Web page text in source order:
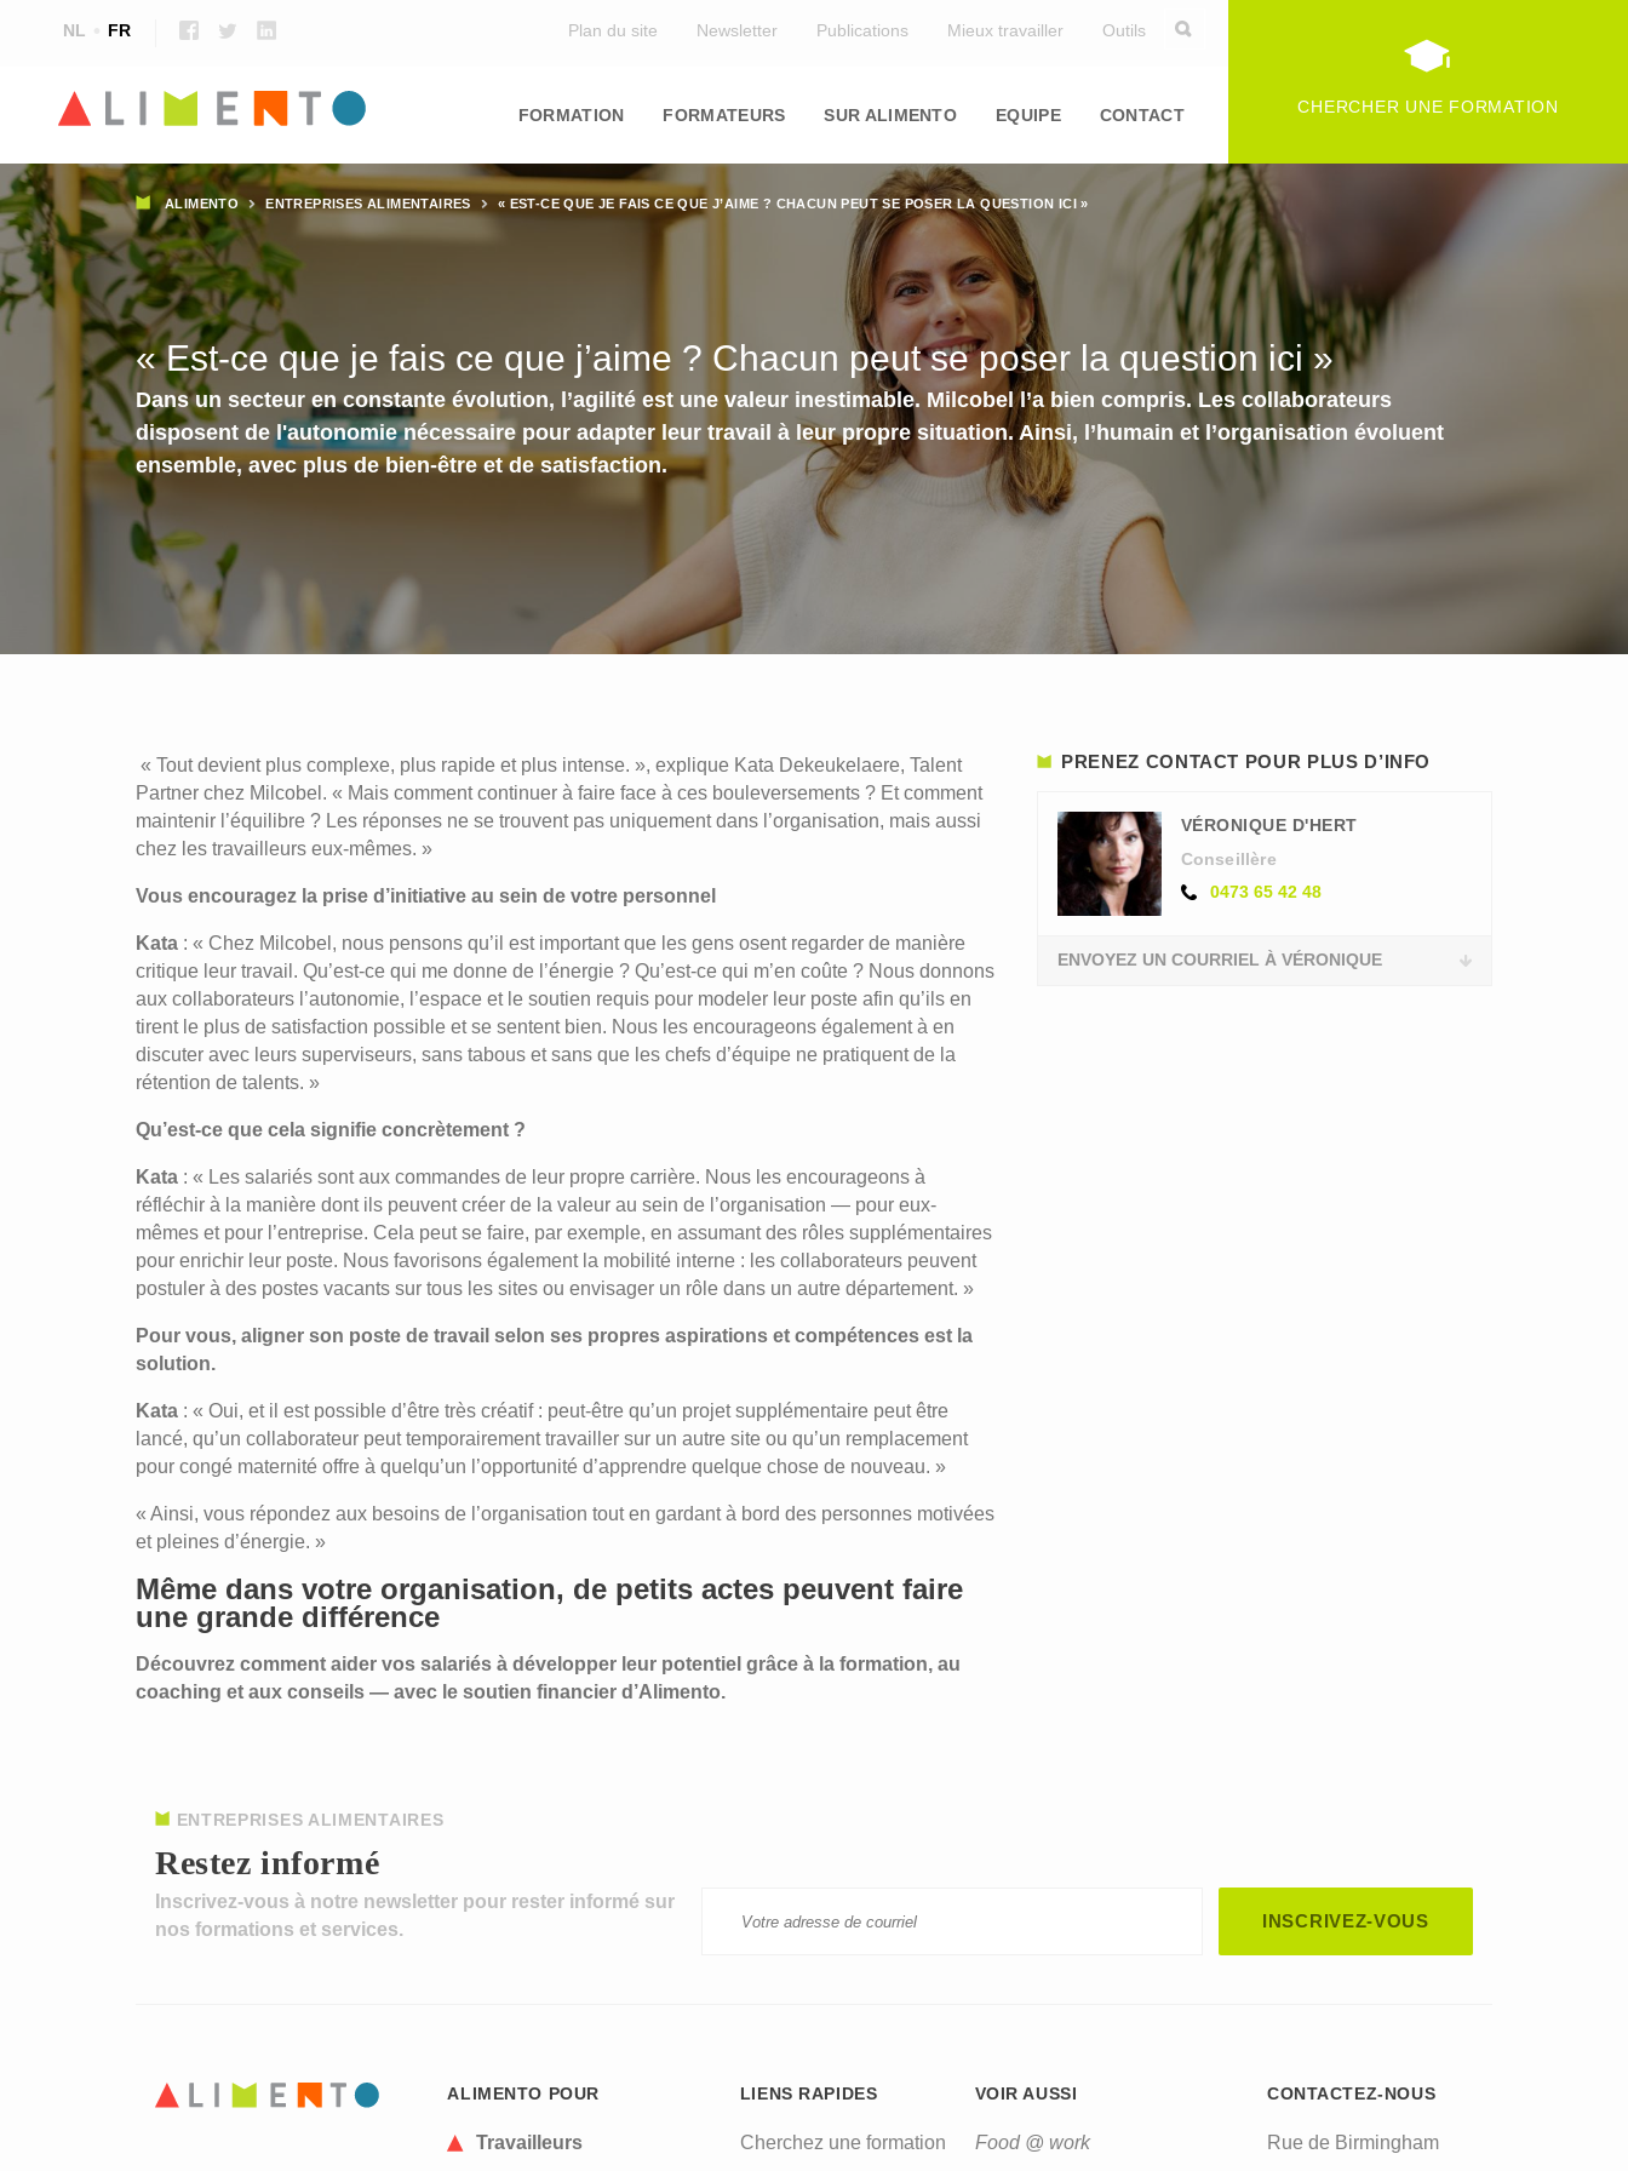
NL FR Plan du site Newsletter Publications Mieux travailler Outils
navigation
FORMATION FORMATEURS SUR ALIMENTO EQUIPE CONTACT CHERCHER UNE FORMATION
Fil
d'Ariane
ALIMENTO ENTREPRISES ALIMENTAIRES « EST-CE QUE JE FAIS CE QUE J’AIME ? CHACUN PEUT SE POSER LA QUESTION ICI »
« Est-ce que je fais ce que j’aime ? Chacun peut se poser la question ici »
Dans un secteur en constante évolution, l’agilité est une valeur inestimable. Milcobel l’a bien compris. Les collaborateurs
disposent de l'autonomie nécessaire pour adapter leur travail à leur propre situation. Ainsi, l’humain et l’organisation évoluent
ensemble, avec plus de bien-être et de satisfaction.
« Tout devient plus complexe, plus rapide et plus intense. », explique Kata Dekeukelaere, Talent
Partner chez Milcobel. « Mais comment continuer à faire face à ces bouleversements ? Et comment
maintenir l’équilibre ? Les réponses ne se trouvent pas uniquement dans l’organisation, mais aussi
chez les travailleurs eux-mêmes. »
Vous encouragez la prise d’initiative au sein de votre personnel
Kata : « Chez Milcobel, nous pensons qu’il est important que les gens osent regarder de manière
critique leur travail. Qu’est-ce qui me donne de l’énergie ? Qu’est-ce qui m’en coûte ? Nous donnons
aux collaborateurs l’autonomie, l’espace et le soutien requis pour modeler leur poste afin qu’ils en
tirent le plus de satisfaction possible et se sentent bien. Nous les encourageons également à en
discuter avec leurs superviseurs, sans tabous et sans que les chefs d’équipe ne pratiquent de la
rétention de talents. »
Qu’est-ce que cela signifie concrètement ?
Kata : « Les salariés sont aux commandes de leur propre carrière. Nous les encourageons à
réfléchir à la manière dont ils peuvent créer de la valeur au sein de l’organisation — pour eux-
mêmes et pour l’entreprise. Cela peut se faire, par exemple, en assumant des rôles supplémentaires
pour enrichir leur poste. Nous favorisons également la mobilité interne : les collaborateurs peuvent
postuler à des postes vacants sur tous les sites ou envisager un rôle dans un autre département. »
Pour vous, aligner son poste de travail selon ses propres aspirations et compétences est la
solution.
Kata : « Oui, et il est possible d’être très créatif : peut-être qu’un projet supplémentaire peut être
lancé, qu’un collaborateur peut temporairement travailler sur un autre site ou qu’un remplacement
pour congé maternité offre à quelqu’un l’opportunité d’apprendre quelque chose de nouveau. »
« Ainsi, vous répondez aux besoins de l’organisation tout en gardant à bord des personnes motivées
et pleines d’énergie. »
Même dans votre organisation, de petits actes peuvent faire
une grande différence
Découvrez comment aider vos salariés à développer leur potentiel grâce à la formation, au
coaching et aux conseils — avec le soutien financier d’Alimento.
PRENEZ CONTACT POUR PLUS D’INFO
VÉRONIQUE D'HERT
Conseillère
0473 65 42 48
ENVOYEZ UN COURRIEL À VÉRONIQUE
Restez informé
ENTREPRISES ALIMENTAIRES
Inscrivez-vous à notre newsletter pour rester informé sur
nos formations et services.
ALIMENTO POUR
Travailleurs
LIENS RAPIDES
Cherchez une formation
VOIR AUSSI
Food @ work
CONTACTEZ-NOUS
Rue de Birmingham